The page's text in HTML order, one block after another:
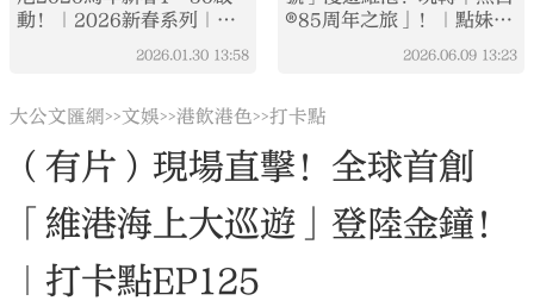
動！｜2026新春系列｜打
2026.01.30 13:58
®85周年之旅」！｜點妹•
2026.06.09 13:23
大公文匯網>>文娛>>港飲港色>>打卡點
（有片）現場直擊！全球首創
「維港海上大巡遊」登陸金鐘！
｜打卡點EP125